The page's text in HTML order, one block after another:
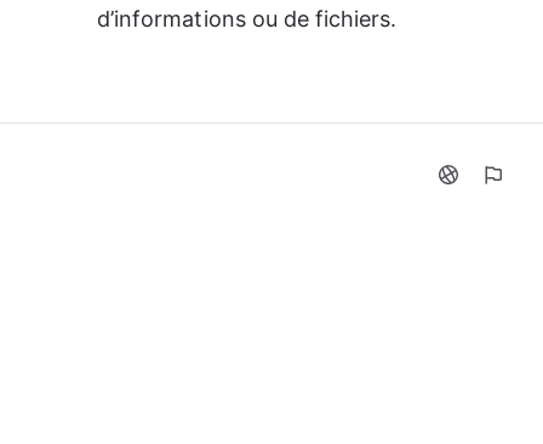
d’informations ou de fichiers.